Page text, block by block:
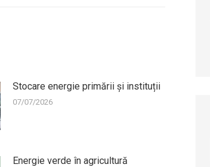
Stocare energie primării și instituții
07/07/2026
Energie verde în agricultură